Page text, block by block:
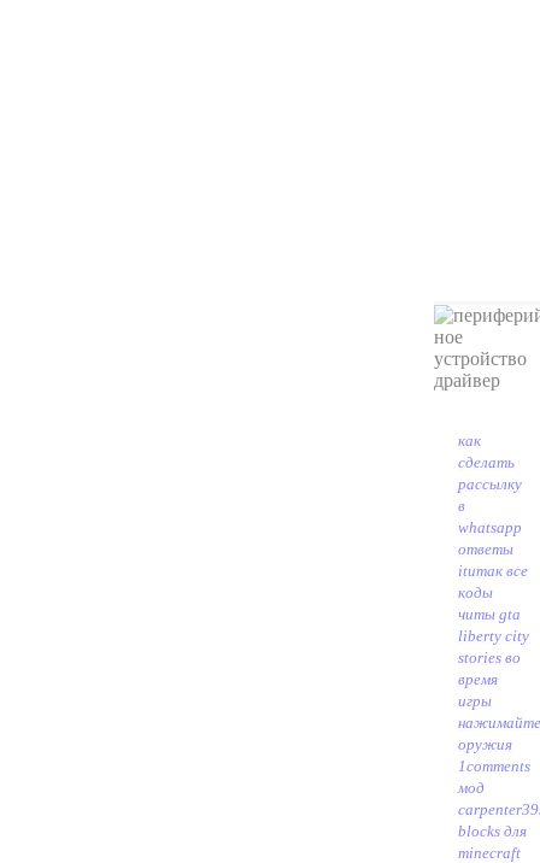
как
сделать
рассылку
в
whatsapp
ответы
itитак все
коды
читы gta
liberty city
stories во
время
игры
нажимайте
оружия
1comments
мод
blocks для
minecraft